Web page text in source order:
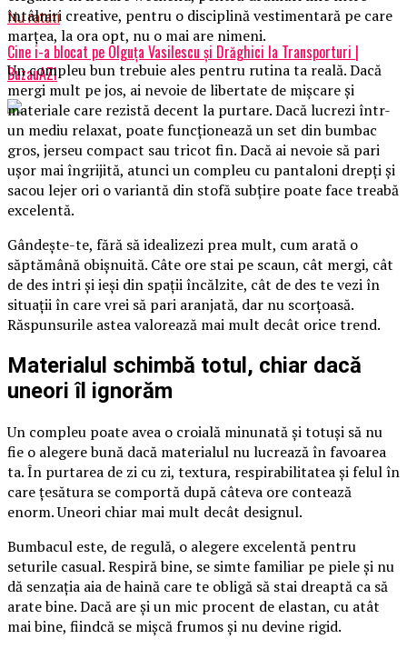
Nu ratati
Cine i-a blocat pe Olguța Vasilescu și Drăghici la Transporturi |
BuzauAZI
întâlniri creative, pentru o disciplină vestimentară pe care
marțea, la ora opt, nu o mai are nimeni.
Un compleu bun trebuie ales pentru rutina ta reală. Dacă
mergi mult pe jos, ai nevoie de libertate de mișcare și
materiale care rezistă decent la purtare. Dacă lucrezi într-
un mediu relaxat, poate funcționează un set din bumbac
gros, jerseu compact sau tricot fin. Dacă ai nevoie să pari
ușor mai îngrijită, atunci un compleu cu pantaloni drepți și
sacou lejer ori o variantă din stofă subțire poate face treabă
excelentă.
Gândește-te, fără să idealizezi prea mult, cum arată o
săptămână obișnuită. Câte ore stai pe scaun, cât mergi, cât
de des intri și ieși din spații încălzite, cât de des te vezi în
situații în care vrei să pari aranjată, dar nu scorțoasă.
Răspunsurile astea valorează mai mult decât orice trend.
Materialul schimbă totul, chiar dacă
uneori îl ignorăm
Un compleu poate avea o croială minunată și totuși să nu
fie o alegere bună dacă materialul nu lucrează în favoarea
ta. În purtarea de zi cu zi, textura, respirabilitatea și felul în
care țesătura se comportă după câteva ore contează
enorm. Uneori chiar mai mult decât designul.
Bumbacul este, de regulă, o alegere excelentă pentru
seturile casual. Respiră bine, se simte familiar pe piele și nu
dă senzația aia de haină care te obligă să stai dreaptă ca să
arate bine. Dacă are și un mic procent de elastan, cu atât
mai bine, fiindcă se mișcă frumos și nu devine rigid.